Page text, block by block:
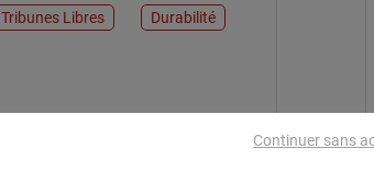
Tribunes Libres Durabilité
Continuer sans